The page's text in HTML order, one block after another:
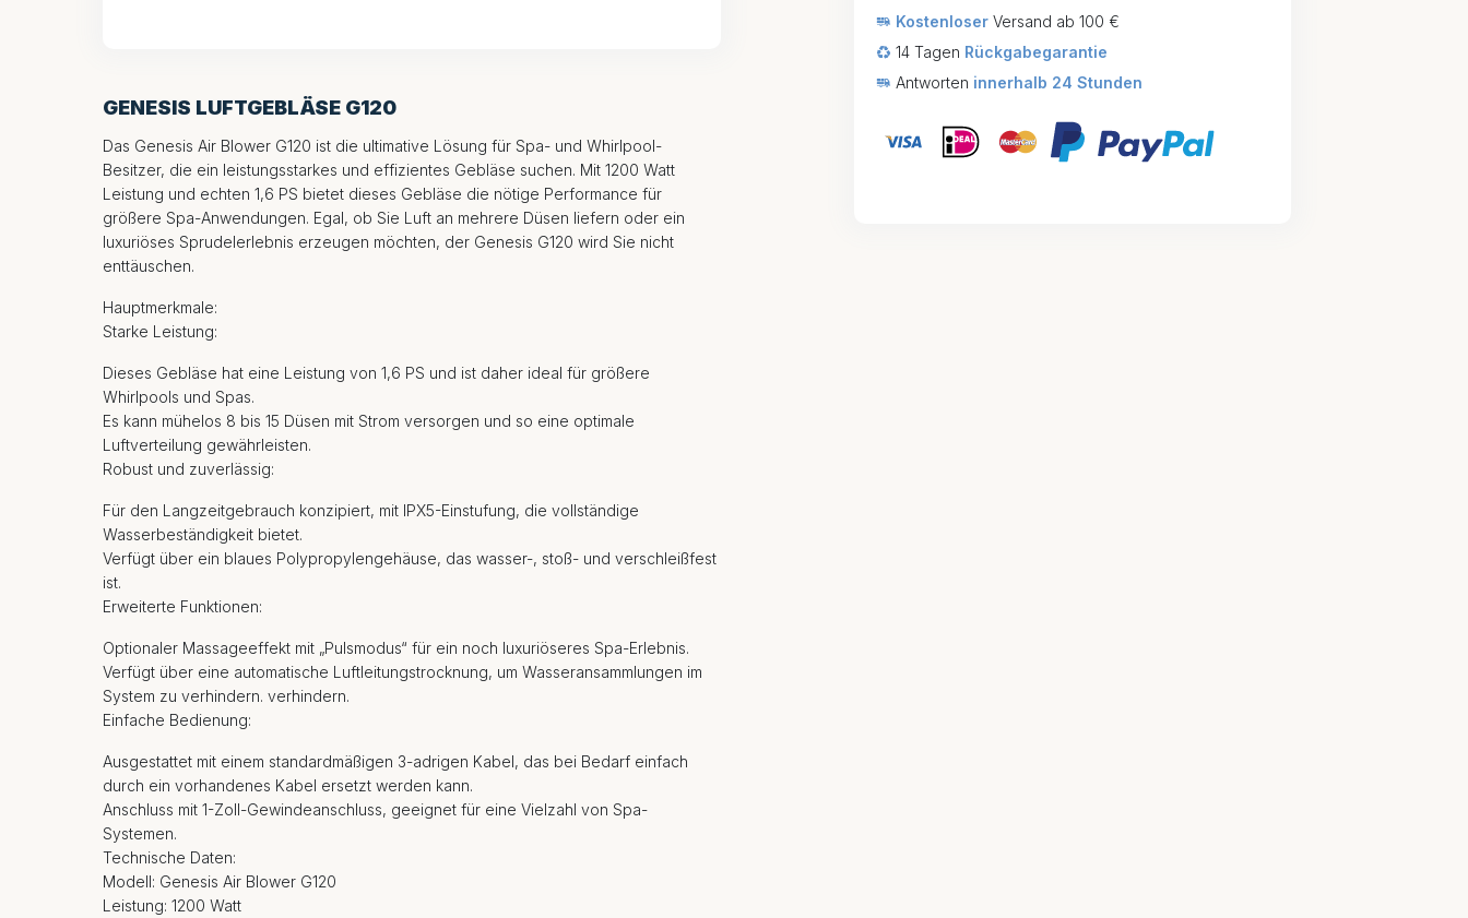
GENESIS LUFTGEBLÄSE G120
Das Genesis Air Blower G120 ist die ultimative Lösung für Spa- und Whirlpool-
Besitzer, die ein leistungsstarkes und effizientes Gebläse suchen. Mit 1200 Watt
Leistung und echten 1,6 PS bietet dieses Gebläse die nötige Performance für
größere Spa-Anwendungen. Egal, ob Sie Luft an mehrere Düsen liefern oder ein
luxuriöses Sprudelerlebnis erzeugen möchten, der Genesis G120 wird Sie nicht
enttäuschen.
Hauptmerkmale:
Starke Leistung:
Dieses Gebläse hat eine Leistung von 1,6 PS und ist daher ideal für größere
Whirlpools und Spas.
Es kann mühelos 8 bis 15 Düsen mit Strom versorgen und so eine optimale
Luftverteilung gewährleisten.
Robust und zuverlässig:
Für den Langzeitgebrauch konzipiert, mit IPX5-Einstufung, die vollständige
Wasserbeständigkeit bietet.
Verfügt über ein blaues Polypropylengehäuse, das wasser-, stoß- und verschleißfest
ist.
Erweiterte Funktionen:
Optionaler Massageeffekt mit „Pulsmodus“ für ein noch luxuriöseres Spa-Erlebnis.
Verfügt über eine automatische Luftleitungstrocknung, um Wasseransammlungen im
System zu verhindern. verhindern.
Einfache Bedienung:
Ausgestattet mit einem standardmäßigen 3-adrigen Kabel, das bei Bedarf einfach
durch ein vorhandenes Kabel ersetzt werden kann.
Anschluss mit 1-Zoll-Gewindeanschluss, geeignet für eine Vielzahl von Spa-
Systemen.
Technische Daten:
Modell: Genesis Air Blower G120
Leistung: 1200 Watt
Kostenloser Versand ab 100 €
14 Tagen Rückgabegarantie
Antworten innerhalb 24 Stunden